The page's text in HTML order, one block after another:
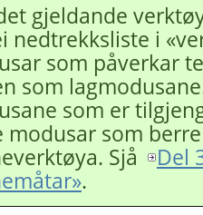
gjeldande
nedtrekksliste i
som påverkar
som
som er
modusar som
Sjå
Del
.